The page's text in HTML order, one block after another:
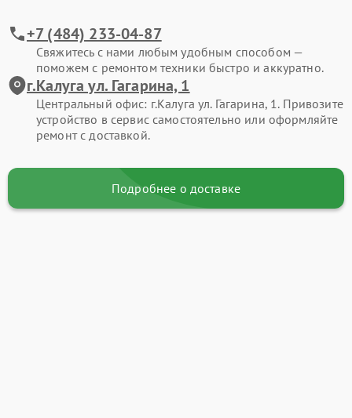
+7 (484) 233-04-87
Свяжитесь с нами любым удобным способом —
поможем с ремонтом техники быстро и аккуратно.
г.Калуга ул. Гагарина, 1
Центральный офис: г.Калуга ул. Гагарина, 1. Привозите
устройство в сервис самостоятельно или оформляйте
ремонт с доставкой.
Подробнее о доставке